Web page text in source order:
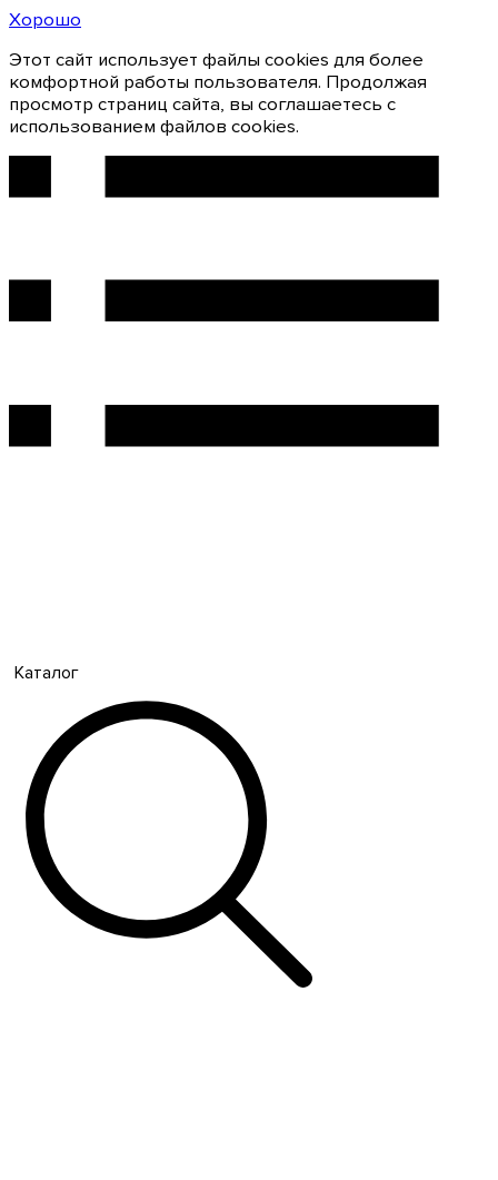
Хорошо
Этот сайт использует файлы cookies для более
комфортной работы пользователя. Продолжая
просмотр страниц сайта, вы соглашаетесь с
использованием файлов cookies.
Каталог